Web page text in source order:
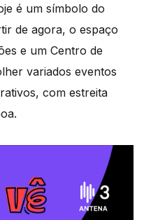
é um símbolo do
de agora, o espaço
e um Centro de
variados eventos
com estreita